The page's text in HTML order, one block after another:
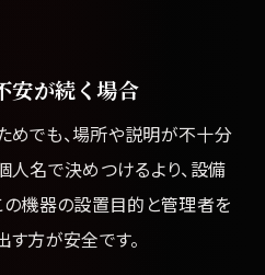
安が続く場合
でも、場所や説明が不十分
人名で決めつけるより、設備
の機器の設置目的と管理者を
す方が安全です。